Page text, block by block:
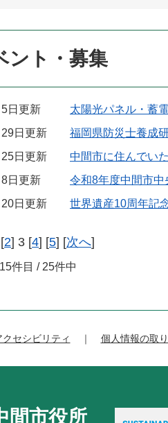
ント・募集
日更新
太陽光パネル・蓄
日更新
福岡県防災士養成
日更新
中間市に住んでい
日更新
令和8年度中間市
日更新
世界遺産10周年記
2] 3 [4] [5] [次へ]
件目 / 25件中
クセシビリティ 個人情報の取
間市役所